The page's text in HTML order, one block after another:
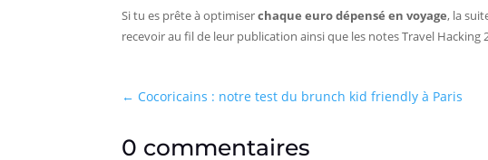
Si tu es prête à optimiserchaque euro dépensé en voyage, la
recevoir au fil de leur publication ainsi que les notes Travel
← Cocoricains : notre test du brunch kid friendly à Paris
0 commentaires